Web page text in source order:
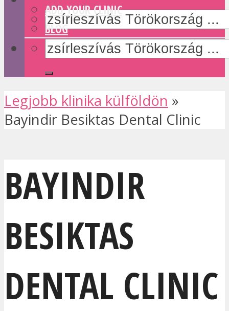
ADD YOUR CLINIC
BLOG
Legjobb klinika külföldön »
Bayindir Besiktas Dental Clinic
BAYINDIR
BESIKTAS
DENTAL CLINIC